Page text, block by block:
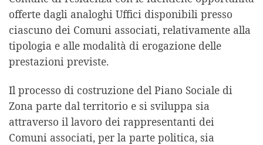
offerte dagli analoghi Uffici disponibili presso
ciascuno dei Comuni associati, relativamente alla
tipologia e alle modalità di erogazione delle
prestazioni previste.
Il processo di costruzione del Piano Sociale di
Zona parte dal territorio e si sviluppa sia
attraverso il lavoro dei rappresentanti dei
Comuni associati, per la parte politica, sia